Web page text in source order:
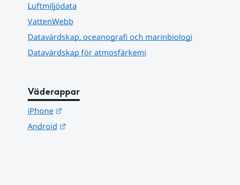
Luftmiljödata
VattenWebb
Datavärdskap, oceanografi och marinbiologi
Datavärdskap för atmosfärkemi
Väderappar
iPhone
Länk till annan webbplats.
Android
Länk till annan webbplats.